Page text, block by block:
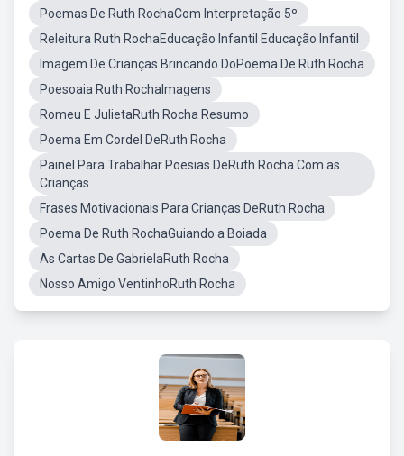
Poemas De Ruth RochaCom Interpretação 5º
Releitura Ruth RochaEducação Infantil Educação Infantil
Imagem De Crianças Brincando DoPoema De Ruth Rocha
Poesoaia Ruth RochaImagens
Romeu E JulietaRuth Rocha Resumo
Poema Em Cordel DeRuth Rocha
Painel Para Trabalhar Poesias DeRuth Rocha Com as
Crianças
Frases Motivacionais Para Crianças DeRuth Rocha
Poema De Ruth RochaGuiando a Boiada
As Cartas De GabrielaRuth Rocha
Nosso Amigo VentinhoRuth Rocha